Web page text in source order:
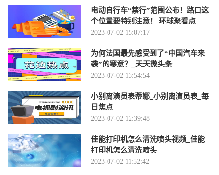
电动自行车“禁行”范围公布！路口这
个位置要特别注意！ 环球聚看点
2023-07-02 15:07:17
为何法国最先感受到了“中国汽车来
袭”的寒意？_天天微头条
2023-07-02 13:54:54
小别离演员表蒂娜_小别离演员表_每
日焦点
2023-07-02 12:39:48
佳能打印机怎么清洗喷头视频_佳能
打印机怎么清洗喷头
2023-07-02 11:52:42